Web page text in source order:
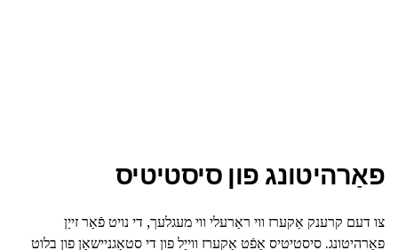
פאַרהיטונג פון סיסטיטיס
צו דעם קרענק אַקערז ווי ראַרעלי ווי מעגלעך, די נויט פֿאַר זייַן
פאַרהיטונג. סיסטיטיס אָפֿט אַקערז ווייַל פון די סטאַגניישאַן פון בלוט